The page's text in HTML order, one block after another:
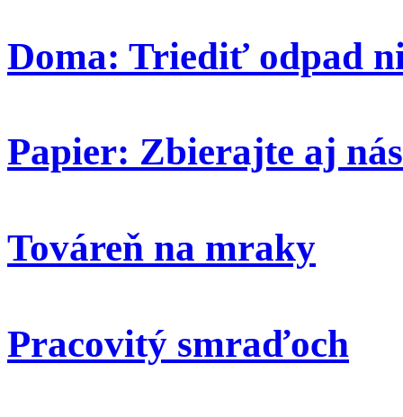
Doma: Triediť odpad
Papier: Zbierajte aj
Továreň na mraky
Pracovitý smraďoch